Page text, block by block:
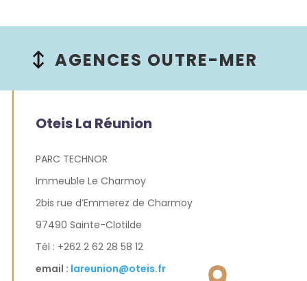
AGENCES OUTRE-MER
Oteis La Réunion
PARC TECHNOR
Immeuble Le Charmoy
2bis rue d’Emmerez de Charmoy
97490 Sainte-Clotilde
Tél : +262 2 62 28 58 12
email : lareunion@oteis.fr